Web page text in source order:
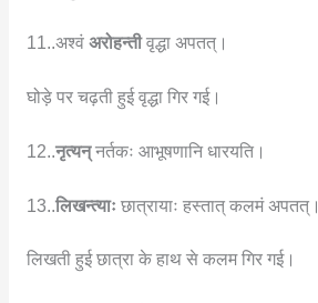
11..अश्वं अरोहन्तीवृद्धा अपतत्।
घोड़े पर चढ़ती हुई वृद्धा गिर गई।
12..नृत्यन्नर्तकः आभूषणानि धारयति।
13..लिखन्त्याः छात्रायाः हस्तात् कलमं अपतत्।
लिखती हुई छात्रा के हाथ से कलम गिर गई।